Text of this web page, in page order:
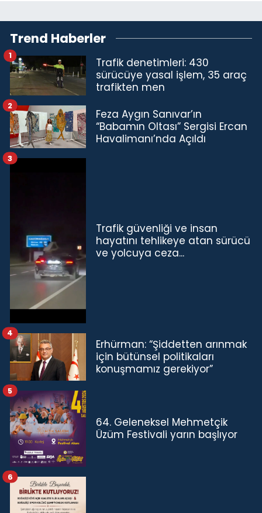
Trend Haberler
Trafik denetimleri: 430
sürücüye yasal işlem, 35 araç
trafikten men
1
Feza Aygın Sanıvar’ın
“Babamın Oltası” Sergisi Ercan
Havalimanı’nda Açıldı
2
Trafik güvenliği ve insan
hayatını tehlikeye atan sürücü
ve yolcuya ceza...
3
Erhürman: “Şiddetten arınmak
için bütünsel politikaları
konuşmamız gerekiyor”
4
64. Geleneksel Mehmetçik
Üzüm Festivali yarın başlıyor
5
6